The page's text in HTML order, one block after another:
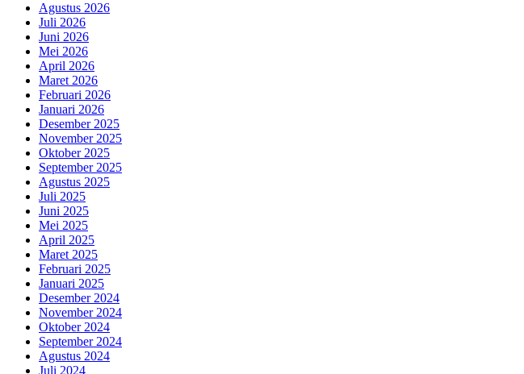
Agustus 2026
Juli 2026
Juni 2026
Mei 2026
April 2026
Maret 2026
Februari 2026
Januari 2026
Desember 2025
November 2025
Oktober 2025
September 2025
Agustus 2025
Juli 2025
Juni 2025
Mei 2025
April 2025
Maret 2025
Februari 2025
Januari 2025
Desember 2024
November 2024
Oktober 2024
September 2024
Agustus 2024
Juli 2024